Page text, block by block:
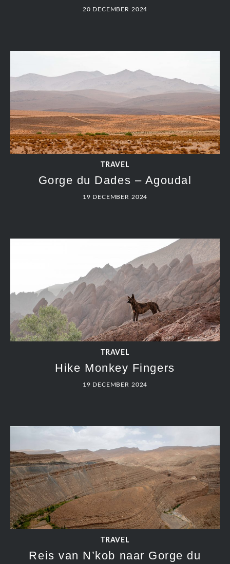
20 DECEMBER 2024
TRAVEL
Gorge du Dades – Agoudal
19 DECEMBER 2024
TRAVEL
Hike Monkey Fingers
19 DECEMBER 2024
TRAVEL
Reis van N’kob naar Gorge du